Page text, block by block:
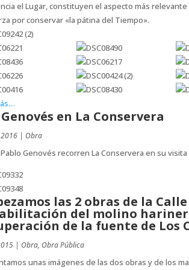
el Lugar, constituyen el aspecto más
por conservar «la pátina del Tiempo».
en La Conservera
| Obra
Pablo Genovés recorren La Conservera en su visita
las 2 obras de la
del molino
de la fuente de Los
| Obra, Obra Pública
unas imágenes de las dos obras y de los